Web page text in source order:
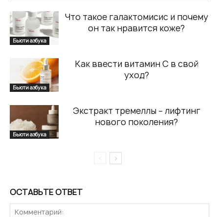
Бьюти азбука
Что такое галактомисис и почему
он так нравится коже?
Бьюти азбука
Как ввести витамин С в свой
уход?
Бьюти азбука
Экстракт тремеллы – лифтинг
нового поколения?
ОСТАВЬТЕ ОТВЕТ